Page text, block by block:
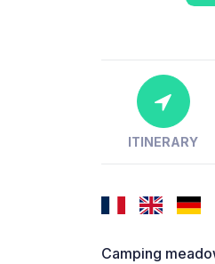
ITINERARY
Camping